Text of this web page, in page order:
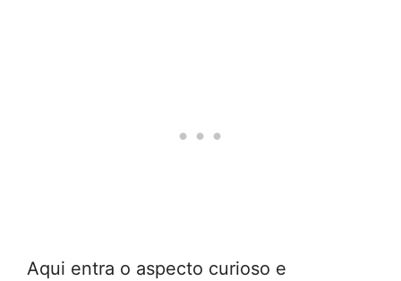
Aqui entra o aspecto curioso e